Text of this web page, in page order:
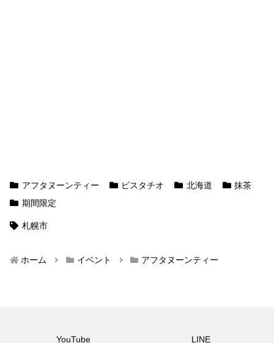
アフタヌーンティー ピスタチオ 北海道
抹茶
期間限定
札幌市
ホーム イベント アフタヌーンティー
YouTube
LINE